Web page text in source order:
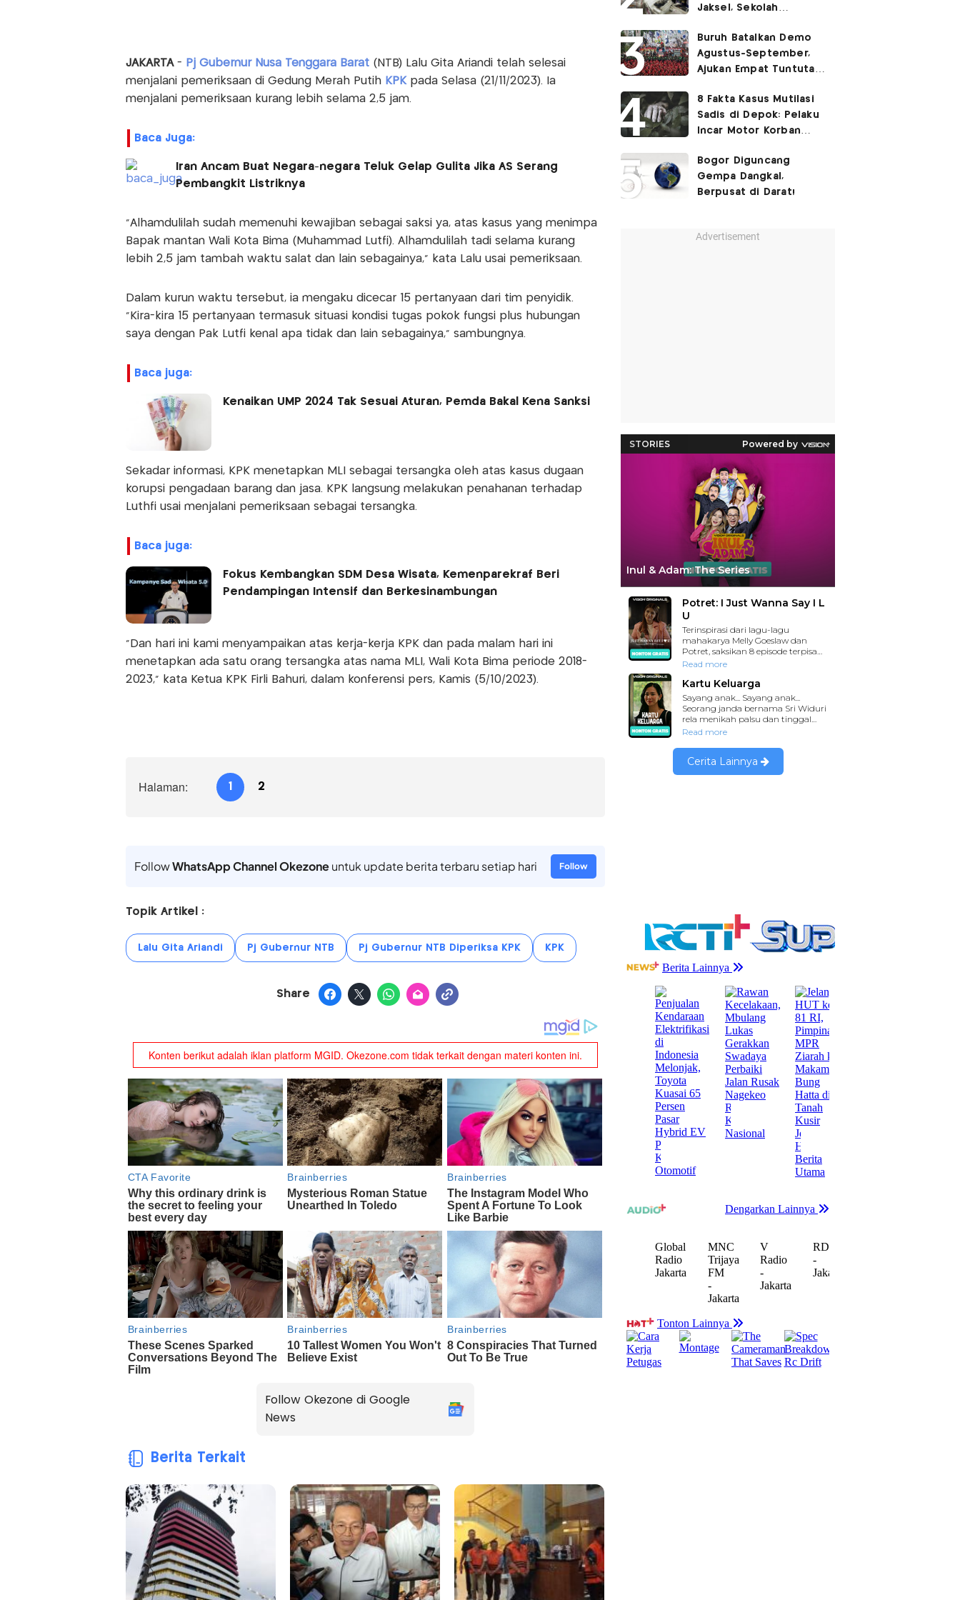
JAKARTA- Pj Gubernur Nusa Tenggara Barat (NTB) Lalu Gita Ariandi telah selesai
menjalani pemeriksaan di Gedung Merah Putih KPKpada Selasa (21/11/2023). Ia
menjalani pemeriksaan kurang lebih selama 2,5 jam.
Baca Juga:
Iran Ancam Buat Negara-negara Teluk Gelap Gulita Jika AS Serang
Pembangkit Listriknya
"Alhamdulilah sudah memenuhi kewajiban sebagai saksi ya, atas kasus yang menimpa
Bapak mantan Wali Kota Bima (Muhammad Lutfi). Alhamdulilah tadi selama kurang
lebih 2,5 jam tambah waktu salat dan lain sebagainya," kata Lalu usai pemeriksaan.
Dalam kurun waktu tersebut, ia mengaku dicecar 15 pertanyaan dari tim penyidik.
"Kira-kira 15 pertanyaan termasuk situasi kondisi tugas pokok fungsi plus hubungan
saya dengan Pak Lutfi kenal apa tidak dan lain sebagainya," sambungnya.
baca juga:
Kenaikan UMP 2024 Tak Sesuai Aturan, Pemda Bakal Kena Sanksi
Sekadar informasi, KPK menetapkan MLI sebagai tersangka oleh atas kasus dugaan
korupsi pengadaan barang dan jasa. KPK langsung melakukan penahanan terhadap
Luthfi usai menjalani pemeriksaan sebagai tersangka.
baca juga:
Fokus Kembangkan SDM Desa Wisata, Kemenparekraf Beri
Pendampingan Intensif dan Berkesinambungan
"Dan hari ini kami menyampaikan atas kerja-kerja KPK dan pada malam hari ini
menetapkan ada satu orang tersangka atas nama MLI, Wali Kota Bima periode 2018-
2023," kata Ketua KPK Firli Bahuri, dalam konferensi pers, Kamis (5/10/2023).
Halaman: 1 2
FollowWhatsApp Channel Okezoneuntuk update berita terbaru setiap hari Follow
Topik Artikel :
Lalu Gita Ariandi Pj Gubernur NTB Pj Gubernur NTB Diperiksa KPK KPK
Share
Follow Okezone di Google
News
Berita Terkait
Jaksel, Sekolah
Kegiatan Eskul
Menembak
Buruh Batalkan Demo
Agustus-September,
Ajukan Empat Tuntutan
8 Fakta Kasus Mutilasi
Sadis di Depok: Pelaku
Incar Motor Korban
Bogor Diguncang
Gempa Dangkal,
Berpusat di Darat!
Advertisement